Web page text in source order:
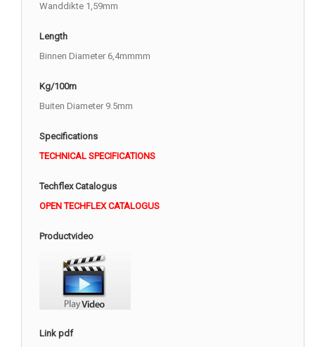
Wanddikte 1,59mm
Length
Binnen Diameter 6,4mmmm
Kg/100m
Buiten Diameter 9.5mm
Specifications
TECHNICAL SPECIFICATIONS
Techflex Catalogus
OPEN TECHFLEX CATALOGUS
Productvideo
Link pdf